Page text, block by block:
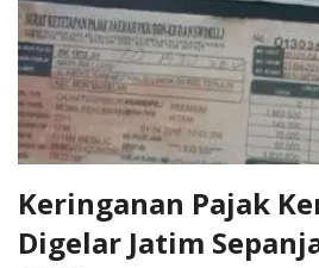
Keringanan Pajak
Digelar Jatim